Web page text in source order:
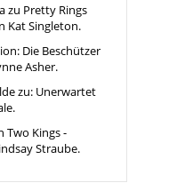
zu Pretty Rings
Kat Singleton.
Die Beschützer
Asher.
zu: Unerwartet
Two Kings -
Straube.